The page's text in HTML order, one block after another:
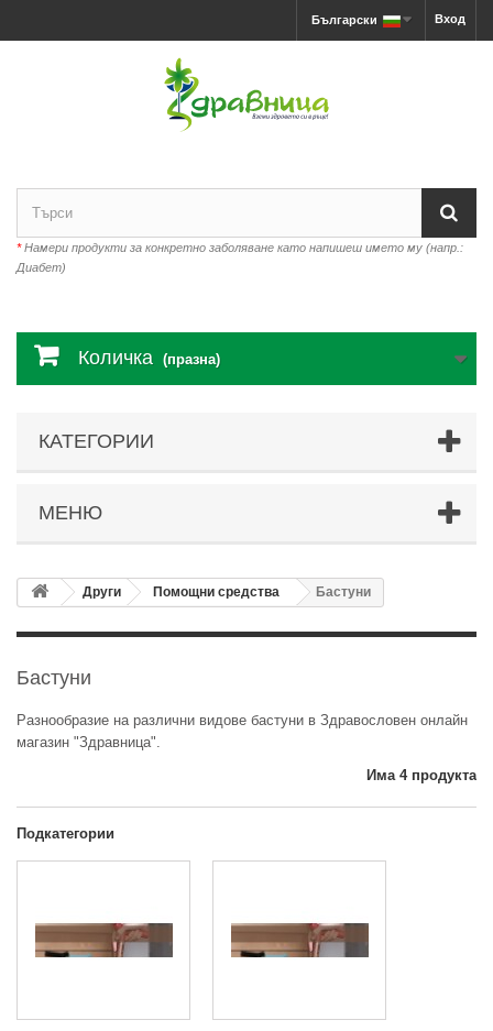
Вход
Български
*Намери продукти за конкретно заболяване като напишеш името му (напр.:
Диабет)
Количка (празна)
КАТЕГОРИИ
МЕНЮ
Други Помощни средства Бастуни
Бастуни
Разнообразие на различни видове бастуни в Здравословен онлайн
магазин "Здравница".
Има 4 продукта
Подкатегории